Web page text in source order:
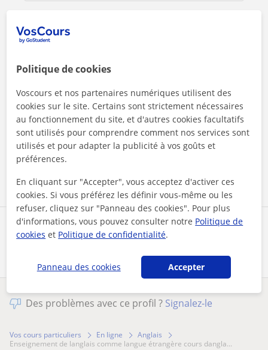
Partagez ce professeur
En cliquant sur l'un des deux boutons, vous acceptez nos
mentions légaleset deconfidentialité
Des problèmes avec ce profil ? Signalez-le
Vos cours particuliers En ligne
Anglais
enseignement de langlais comme langue étrangère cours dangla...
Politique de cookies
Voscours et nos partenaires numériques utilisent des
cookies sur le site. Certains sont strictement nécessaires
au fonctionnement du site, et d'autres cookies facultatifs
sont utilisés pour comprendre comment nos services sont
utilisés et pour adapter la publicité à vos goûts et
préférences.
En cliquant sur "Accepter", vous acceptez d'activer ces
cookies. Si vous préférez les définir vous-même ou les
refuser, cliquez sur "Panneau des cookies". Pour plus
d'informations, vous pouvez consulter notre Politique de
cookies et Politique de confidentialité.
Panneau des cookies Accepter